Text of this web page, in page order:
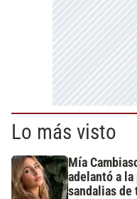
Lo más visto
Mía
adelantó a
sandalias de